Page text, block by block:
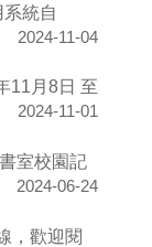
統自
2024-11-04
11月8日 至
2024-11-01
室校園記
2024-06-24
，歡迎閱